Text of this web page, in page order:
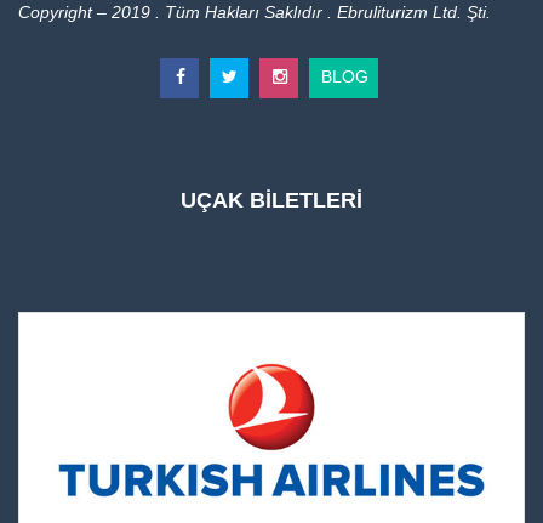
Copyright – 2019 . Tüm Hakları Saklıdır . Ebruliturizm Ltd. Şti.
BLOG
UÇAK BİLETLERİ